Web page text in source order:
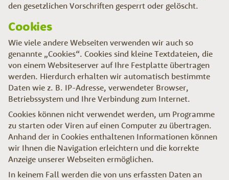
den gesetzlichen Vorschriften gesperrt oder gelöscht.
Cookies
Wie viele andere Webseiten verwenden wir auch so
genannte „Cookies“. Cookies sind kleine Textdateien, die
von einem Websiteserver auf Ihre Festplatte übertragen
werden. Hierdurch erhalten wir automatisch bestimmte
Daten wie z. B. IP-Adresse, verwendeter Browser,
Betriebssystem und Ihre Verbindung zum Internet.
Cookies können nicht verwendet werden, um Programme
zu starten oder Viren auf einen Computer zu übertragen.
Anhand der in Cookies enthaltenen Informationen können
wir Ihnen die Navigation erleichtern und die korrekte
Anzeige unserer Webseiten ermöglichen.
In keinem Fall werden die von uns erfassten Daten an